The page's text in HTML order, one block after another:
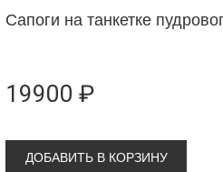
Сапоги на танкетке
19900 ₽
ДОБАВИТЬ В КОРЗИНУ